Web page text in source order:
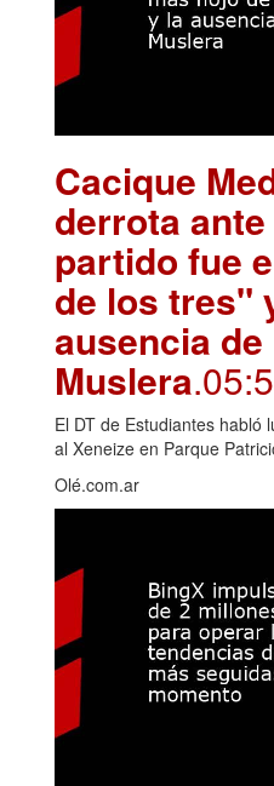
Cacique
derrota
partido fue
de los tres"
ausencia de
Muslera
El DT de Estudiantes habló
al Xeneize en Parque
Olé.com.ar